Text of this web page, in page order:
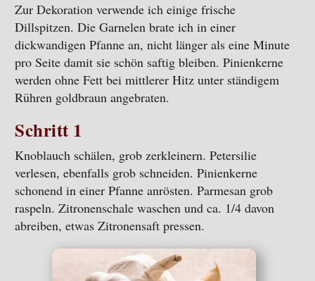
Zur Dekoration verwende ich einige frische
Dillspitzen. Die Garnelen brate ich in einer
dickwandigen Pfanne an, nicht länger als eine Minute
pro Seite damit sie schön saftig bleiben. Pinienkerne
werden ohne Fett bei mittlerer Hitz unter ständigem
Rühren goldbraun angebraten.
Schritt 1
Knoblauch schälen, grob zerkleinern. Petersilie
verlesen, ebenfalls grob schneiden. Pinienkerne
schonend in einer Pfanne anrösten. Parmesan grob
raspeln. Zitronenschale waschen und ca. 1/4 davon
abreiben, etwas Zitronensaft pressen.